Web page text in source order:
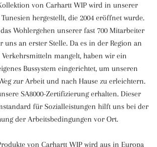
von Carhartt WIP wird in unserer
hergestellt, die 2004 eröffnet wurde.
Wohlergehen unserer fast 700 Mitarbeiter
uns an erster Stelle. Da es in der Region an
mangelt, haben wir ein
Bussystem eingerichtet, um unseren
zur Arbeit und nach Hause zu erleichtern.
SA8000-Zertifizierung erhalten. Dieser
für Sozialleistungen hilft uns bei der
der Arbeitsbedingungen vor Ort.
von Carhartt WIP wird aus in Europa